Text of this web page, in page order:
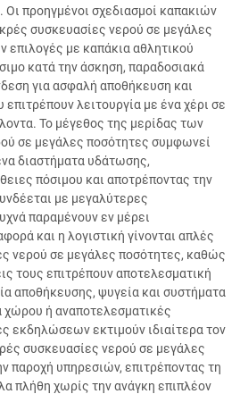
Οι προηγμένοι σχεδιασμοί καπακιών
συσκευασίες νερού σε μεγάλες
επιλογές με καπάκια αθλητικού
κατά την άσκηση, παραδοσιακά
για ασφαλή αποθήκευση και
λειτουργία με ένα χέρι σε
Το μέγεθος της μερίδας των
σε μεγάλες ποσότητες συμφωνεί
διαστήματα υδάτωσης,
πόσιμου και αποτρέποντας την
με μεγαλύτερες
παραμένουν εν μέρει
και η λογιστική γίνονται απλές
νερού σε μεγάλες ποσότητες, καθώς
τους επιτρέπουν αποτελεσματική
αποθήκευσης, ψυγεία και συστήματα
ή αναποτελεσματικές
εκδηλώσεων εκτιμούν ιδιαίτερα τον
συσκευασίες νερού σε μεγάλες
παροχή υπηρεσιών, επιτρέποντας τη
πλήθη χωρίς την ανάγκη επιπλέον